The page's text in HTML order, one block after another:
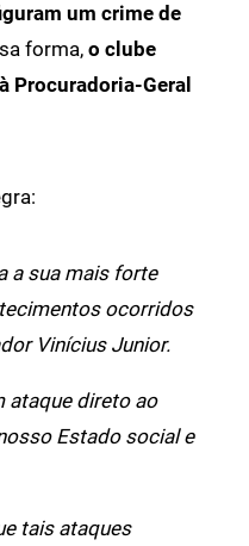
um crime de
forma, o clube
Procuradoria-Geral
a sua mais forte
ocorridos
Vinícius Junior.
ataque direto ao
Estado social e
tais ataques